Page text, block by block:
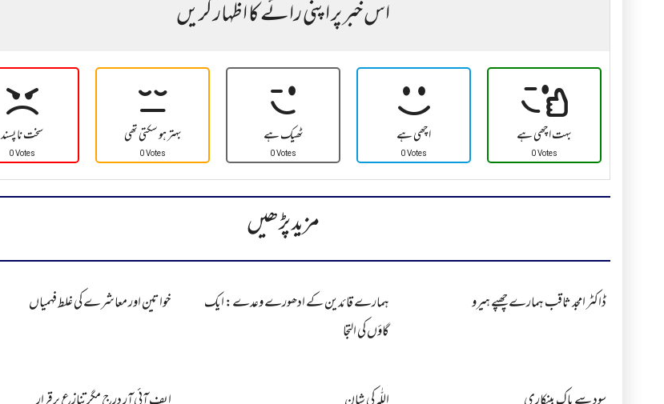
اس خبر پر اپنی رائے کا اظہار کریں
سخت نا پسند
0 Votes
بہتر ہو سکتی تھی
0 Votes
ٹھیک ہے
0 Votes
اچھی ہے
0 Votes
بہت اچھی ہے
0 Votes
مزید پڑھیں
ڈاکٹر امجد ثاقب ہمارے چھپے ہیرو
ہمارے قائدین کے ادھورے وعدے: ایک
گاؤں کی التجا
خواتین اور معاشرے کی غلط فہمیاں